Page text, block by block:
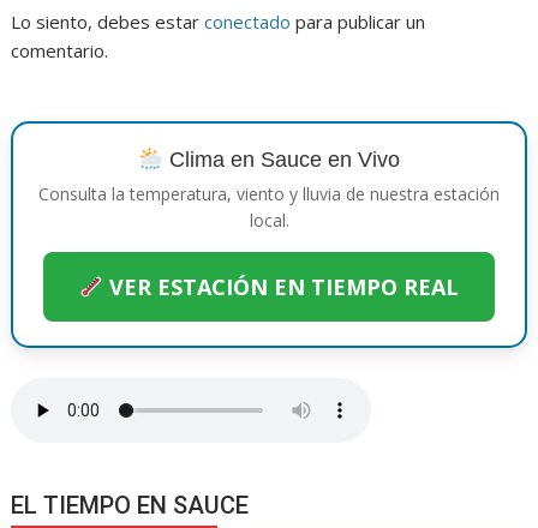
Lo siento, debes estarconectado para publicar un
comentario.
Clima en Sauce en Vivo
Consulta la temperatura, viento y lluvia de nuestra estación
local.
VER ESTACIÓN EN TIEMPO REAL
EL TIEMPO EN SAUCE